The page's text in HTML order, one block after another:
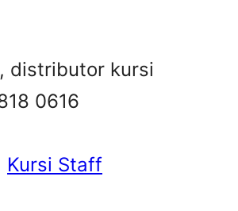
distributor kursi
0616
Kursi Staff